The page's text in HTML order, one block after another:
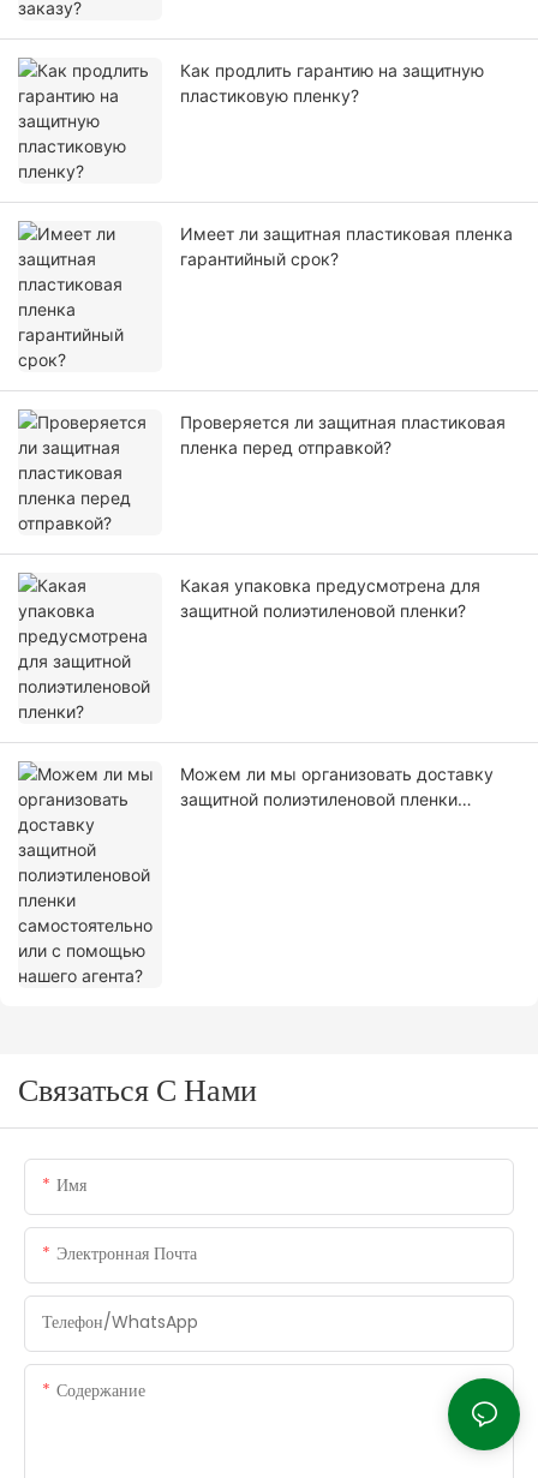
Как продлить гарантию на защитную
пластиковую пленку?
Имеет ли защитная пластиковая пленка
гарантийный срок?
Проверяется ли защитная пластиковая
пленка перед отправкой?
Какая упаковка предусмотрена для
защитной полиэтиленовой пленки?
Можем ли мы организовать доставку
защитной полиэтиленовой пленки
Связаться С Нами
Имя
Электронная Почта
Телефон/WhatsApp
Содержание